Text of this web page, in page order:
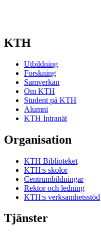
KTH
Utbildning
Forskning
Samverkan
Om KTH
Student på KTH
Alumni
KTH Intranät
Organisation
KTH Biblioteket
KTH:s skolor
Centrumbildningar
Rektor och ledning
KTH:s verksamhetsstöd
Tjänster